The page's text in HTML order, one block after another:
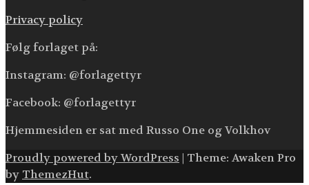
Privacy policy
Følg forlaget på:
Instagram: @forlagettyr
Facebook: @forlagettyr
Hjemmesiden er sat med Russo One og Volkhov
Proudly powered by WordPress | Theme: Awaken Pro
by ThemezHut.